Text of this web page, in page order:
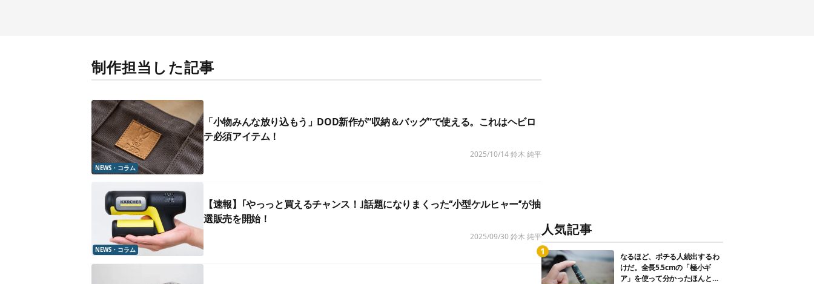
制作担当した記事
NEWS・コラム
「小物みんな放り込もう」DOD新作が“収納＆バッグ”で使える。これはヘビロ
テ必須アイテム！
2025/10/14 鈴木 純平
NEWS・コラム
【速報】｢やっっと買えるチャンス！｣話題になりまくった‘‘小型ケルヒャー’’が抽
選販売を開始！
2025/09/30 鈴木 純平人気記事
なるほど、ポチる人続出するわ
けだ。全長5.5cmの「極小ギ
ア」を使って分かったほんとの